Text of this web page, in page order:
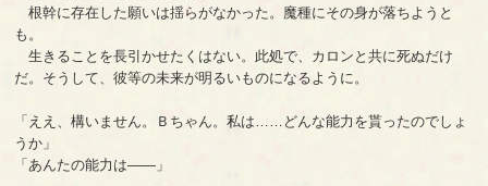
根幹に存在した願いは揺らがなかった。魔種にその身が落ちようと
も。
生きることを長引かせたくはない。此処で、カロンと共に死ぬだけ
だ。そうして、彼等の未来が明るいものになるように。
「ええ、構いません。Ｂちゃん。私は……どんな能力を貰ったのでしょ
うか」
「あんたの能力は――」